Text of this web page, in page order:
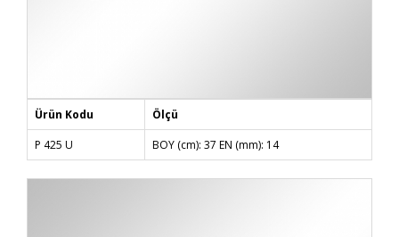
Ürün Kodu
Ölçü
P 425 U
BOY (cm): 37 EN (mm): 14